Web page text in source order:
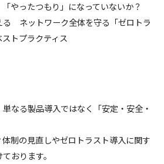
「やったつもり」になっていないか？
る ネットワーク全体を守る「ゼロトラ
トプラクティス
なる製品導入ではなく「安定・安全・
制の見直しやゼロトラスト導入に関す
おります。